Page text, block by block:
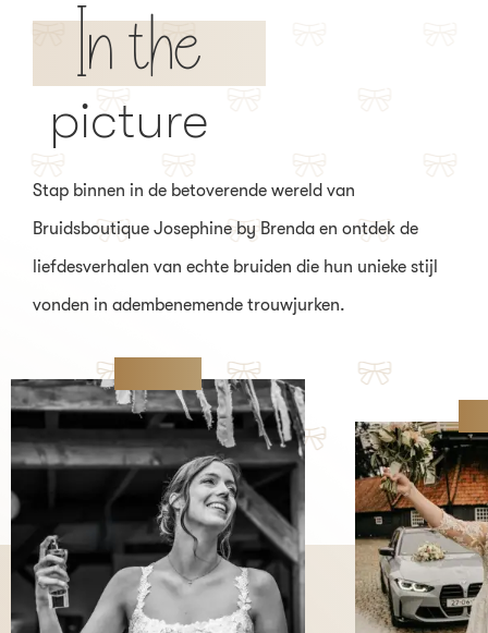
In the
picture
Stap binnen in de betoverende wereld van
Bruidsboutique Josephine by Brenda en ontdek de
liefdesverhalen van echte bruiden die hun unieke stijl
vonden in adembenemende trouwjurken.